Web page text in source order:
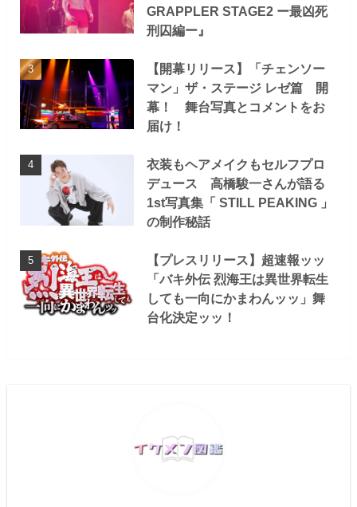
GRAPPLER STAGE2 ー最凶死
刑囚編ー』
【開幕リリース】「チェンソー
マン」ザ・ステージ レゼ篇 開
幕！ 舞台写真とコメントをお
届け！
衣装もヘアメイクもセルフプロ
デュース 高橋駿一さんが語る
1st写真集「 STILL PEAKING 」
の制作秘話
【プレスリリース】超速報ッッ
「バキ外伝 烈海王は異世界転生
しても一向にかまわんッッ」舞
台化決定ッッ！